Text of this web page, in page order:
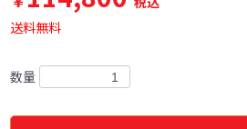
送料無料
数量